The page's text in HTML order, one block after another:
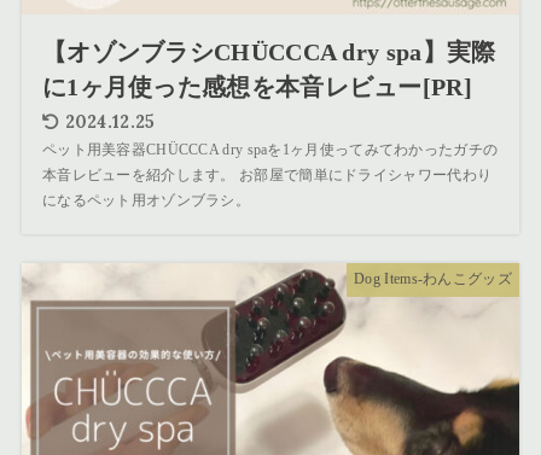
【オゾンブラシCHÜCCCA dry spa】実際
に1ヶ月使った感想を本音レビュー[PR]
2024.12.25
ペット用美容器CHÜCCCA dry spaを1ヶ月使ってみてわかったガチの
本音レビューを紹介します。 お部屋で簡単にドライシャワー代わり
になるペット用オゾンブラシ。
Dog Items-わんこグッズ